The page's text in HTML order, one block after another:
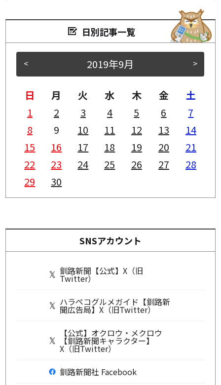
日別記事一覧
< >
2019年9月
日 月 火 水 木 金
土
1
2 3 4 5 6
7
8
9 10 11 12 13
14
15
16 17 18 19 20
21
22
23 24 25 26 27
28
29
30
SNSアカウント
釧路新聞【公式】X（旧
Twitter）
ハラペコグルメガイド【釧路新
聞広告局】X（旧Twitter）
【公式】オクロウ・メクロウ
【釧路新聞キャラクター】
X（旧Twitter）
釧路新聞社 Facebook